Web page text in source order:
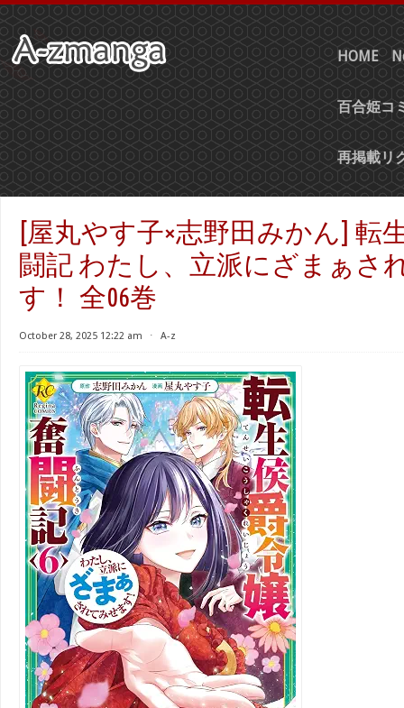
HOME
百合姫コ
再掲載リ
[屋丸やす子×志野田みかん] 転
闘記 わたし、立派にざまぁさ
す！ 全06巻
October 28, 2025 12:22 am ⋅ A-z